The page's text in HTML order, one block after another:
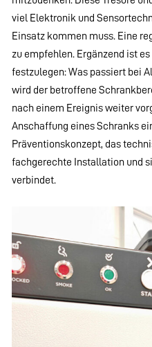
viel Elektronik und
Einsatz kommen muss. Eine
zu empfehlen. Ergänzend ist
festzulegen: Was passiert bei
wird der betroffene
nach einem Ereignis weiter
Anschaffung eines Schranks
Präventionskonzept, das
fachgerechte Installation und
verbindet.